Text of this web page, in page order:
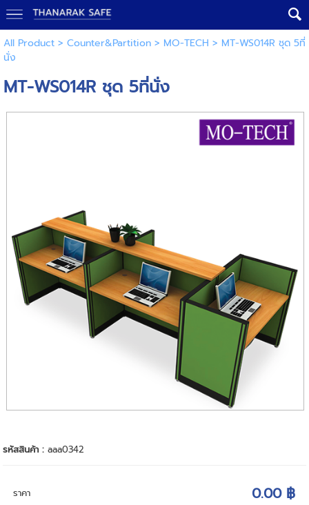
All Product> Counter&Partition> MO-TECH > MT-WS014R ชุด 5ที่
นั่ง
MT-WS014R ชุด 5ที่นั่ง
รหัสสินค้า :aaa0342
ราคา 0.00 ฿